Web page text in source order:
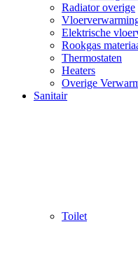
Radiator overige
Elektrische
Rookgas
Thermostaten
Heaters
Overige
Sanitair
Toilet